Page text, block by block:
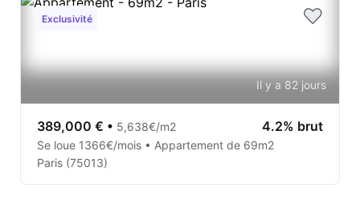
Exclusivité
Il y a 82 jours
389,000 € • 5,638€/m2 4.2% brut
Se loue 1366€/mois • Appartement de 69m2
Paris (75013)